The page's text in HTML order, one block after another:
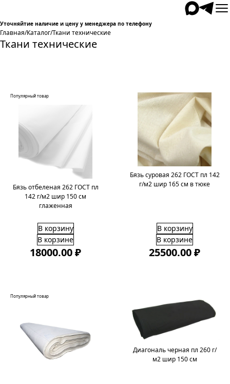
Уточняйтие наличие и цену у менеджера по телефону
Главная/Каталог/Ткани технические
Ткани технические
Популярный товар
Бязь отбеленая 262 ГОСТ пл
142 г/м2 шир 150 см
глаженная
В корзину
В корзине
18000.00 ₽
Бязь суровая 262 ГОСТ пл 142
г/м2 шир 165 см в тюке
В корзину
В корзине
25500.00 ₽
Популярный товар
Диагональ черная пл 260 г/
м2 шир 150 см